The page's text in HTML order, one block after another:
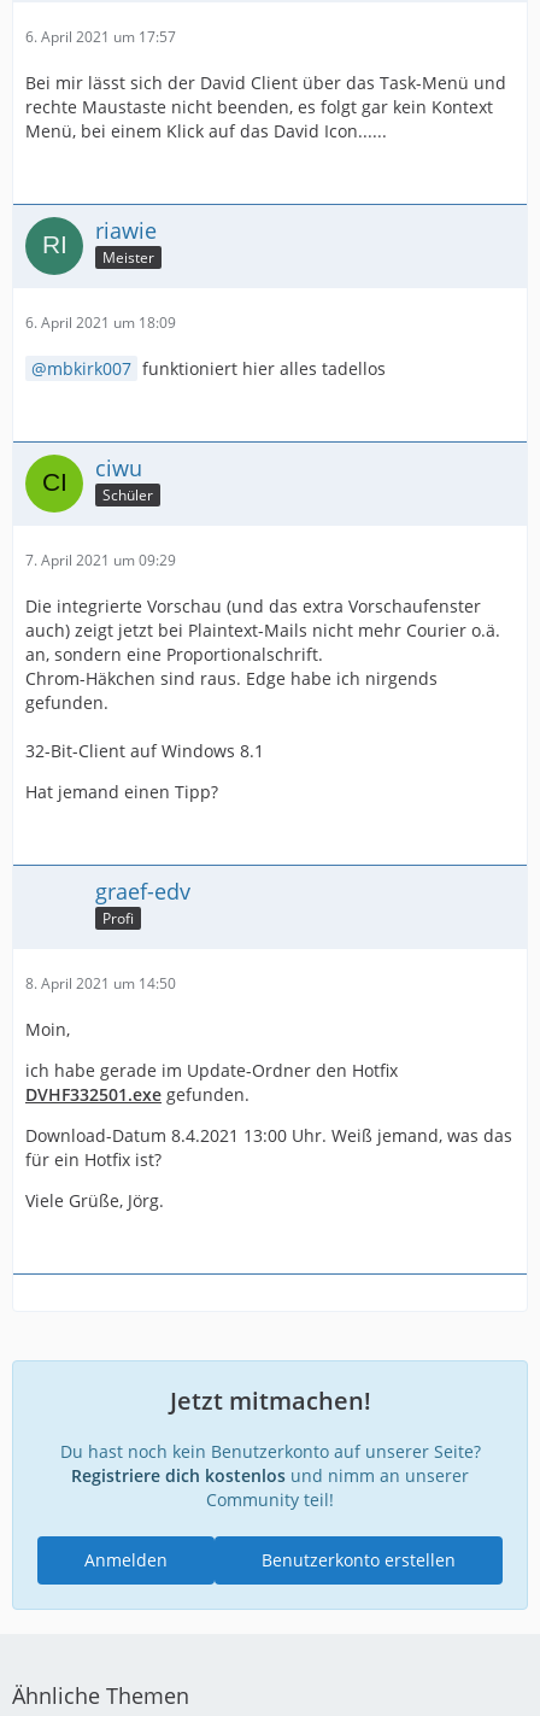
6. April 2021 um 17:57
Bei mir lässt sich der David Client über das Task-Menü und
rechte Maustaste nicht beenden, es folgt gar kein Kontext
Menü, bei einem Klick auf das David Icon......
riawie
Meister
6. April 2021 um 18:09
mbkirk007 funktioniert hier alles tadellos
ciwu
Schüler
7. April 2021 um 09:29
Die integrierte Vorschau (und das extra Vorschaufenster
auch) zeigt jetzt bei Plaintext-Mails nicht mehr Courier o.ä.
an, sondern eine Proportionalschrift.
Chrom-Häkchen sind raus. Edge habe ich nirgends
gefunden.
32-Bit-Client auf Windows 8.1
Hat jemand einen Tipp?
graef-edv
Profi
8. April 2021 um 14:50
Moin,
ich habe gerade im Update-Ordner den Hotfix
DVHF332501.exe gefunden.
Download-Datum 8.4.2021 13:00 Uhr. Weiß jemand, was das
für ein Hotfix ist?
Viele Grüße, Jörg.
Jetzt mitmachen!
Du hast noch kein Benutzerkonto auf unserer Seite?
Registriere dich kostenlos und nimm an unserer
Community teil!
Benutzerkonto erstellen
Anmelden
Ähnliche Themen